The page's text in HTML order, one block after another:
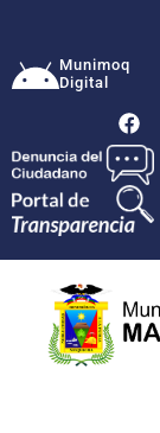
Munimoq
Digital